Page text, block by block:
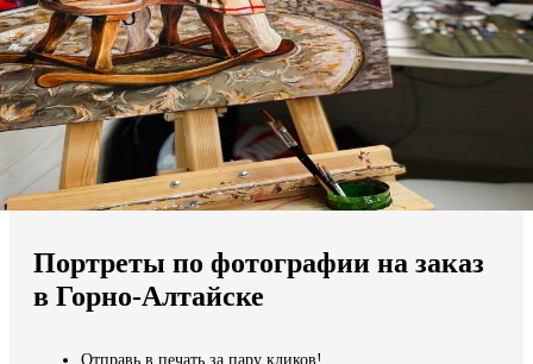
Мы доставляем по всему миру
Продолжить без города
Портреты по фотографии на заказ
в Горно-Алтайске
Отправь в печать за пару кликов!